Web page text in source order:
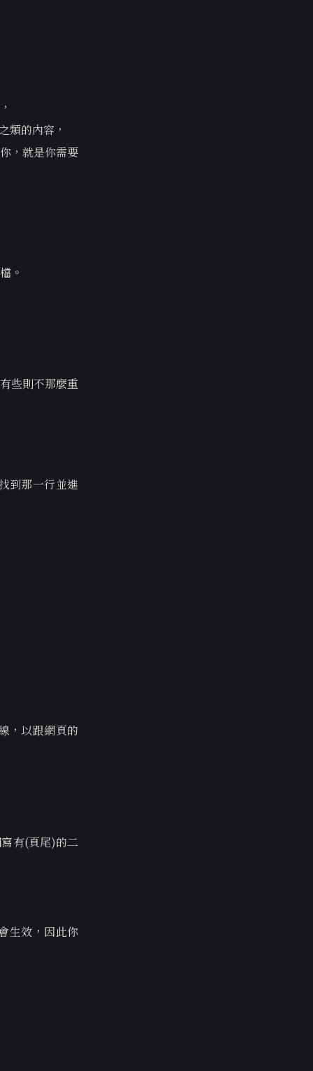
類的內容，
，就是你需要
。
些則不那麼重
到那一行並進
，以跟網頁的
有(頁尾)的二
生效，因此你